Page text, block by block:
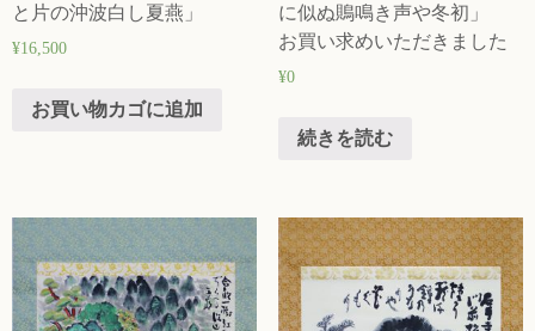
と片の沖波白し夏燕」
¥16,500
お買い物カゴに追加
に似ぬ鵙鳴き声や冬初」
お買い求めいただきました
¥0
続きを読む